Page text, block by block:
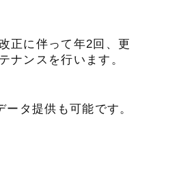
正に伴って年2回、更
ナンスを行います。
ータ提供も可能です。